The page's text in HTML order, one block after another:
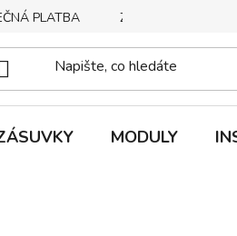
PLATBA ZPŮSOBY DORUČENÍ
MODULY